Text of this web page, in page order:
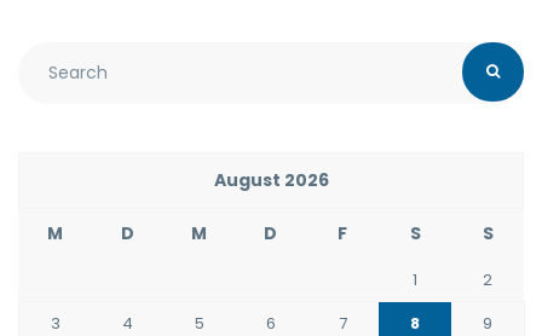
August 2026
M D M D F S S
1
2
3
4 5 6 7 8
9